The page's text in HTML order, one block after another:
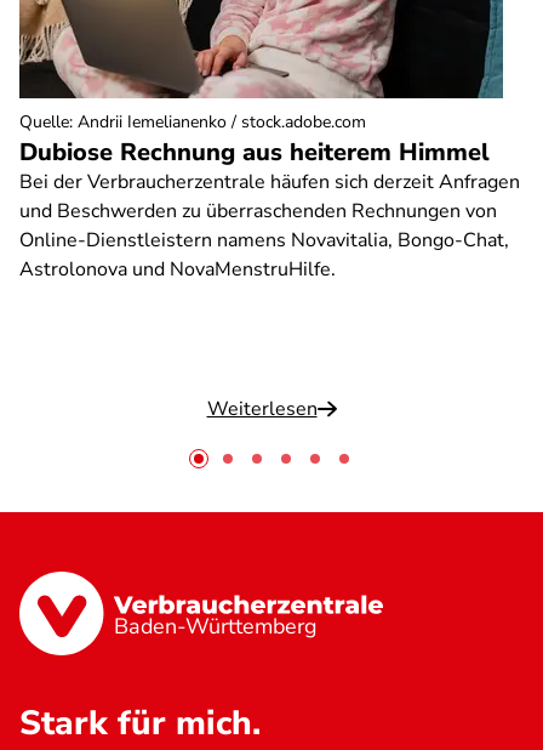
Dubiose Rechnung aus heiterem Himmel
Bei der Verbraucherzentrale häufen sich derzeit Anfragen
und Beschwerden zu überraschenden Rechnungen von
Online-Dienstleistern namens Novavitalia, Bongo-Chat,
Astrolonova und NovaMenstruHilfe.
Weiterlesen
Quelle: Andrii Iemelianenko / stock.adobe.com
Baden-Württemberg
Stark für mich.